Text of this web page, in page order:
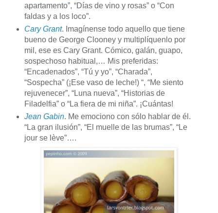
apartamento”, “Días de vino y rosas” o “Con
faldas y a los loco”.
Cary Grant. Imagínense todo aquello que tiene
bueno de George Clooney y multiplíquenlo por
mil, ese es Cary Grant. Cómico, galán, guapo,
sospechoso habitual,… Mis preferidas:
“Encadenados”, “Tú y yo”, “Charada”,
“Sospecha” (¡Ese vaso de leche!) “, “Me siento
rejuvenecer”, “Luna nueva”, “Historias de
Filadelfia” o “La fiera de mi niña”. ¡Cuántas!
Jean Gabin. Me emociono con sólo hablar de él.
“La gran ilusión”, “El muelle de las brumas”, “Le
jour se lève”….